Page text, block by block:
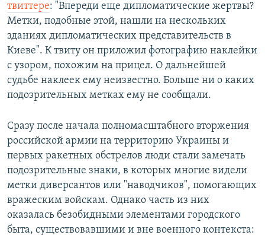
твиттере: "Впереди еще дипломатические жертвы?
Метки, подобные этой, нашли на нескольких
зданиях дипломатических представительств в
Киеве". К твиту он приложил фотографию наклейки
с узором, похожим на прицел. О дальнейшей
судьбе наклеек ему неизвестно. Больше ни о каких
подозрительных метках ему не сообщали.
Сразу после начала полномасштабного вторжения
российской армии на территорию Украины и
первых ракетных обстрелов люди стали замечать
подозрительные знаки, в которых многие видели
метки диверсантов или "наводчиков", помогающих
вражеским войскам. Однако часть из них
оказалась безобидными элементами городского
быта, существовавшими и вне военного контекста: